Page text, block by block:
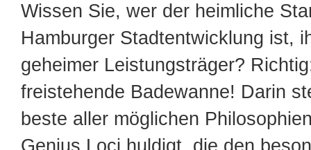
Wissen Sie, wer der heimliche
Hamburger Stadtentwicklung ist,
geheimer Leistungsträger?
freistehende Badewanne! Darin
beste aller möglichen
Genius Loci huldigt, die den